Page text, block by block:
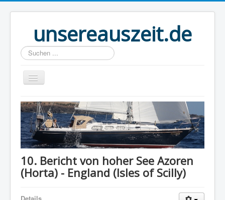
unsereauszeit.de
Suchen
...
Start
(B)logbuch
Welt Ahoi
Route
10. Bericht von hoher See Azoren
(Horta) - England (Isles of Scilly)